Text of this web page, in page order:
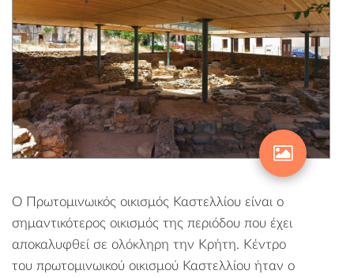
Ο Πρωτομινωικός οικισμός Καστελλίου είναι ο
σημαντικότερος οικισμός της περιόδου που έχει
αποκαλυφθεί σε ολόκληρη την Κρήτη. Κέντρο
του πρωτομινωικού οικισμού Καστελλίου ήταν ο